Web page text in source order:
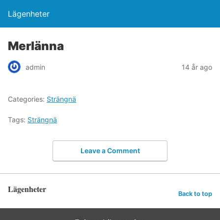
Lägenheter
Merlänna
admin 14 år ago
Categories: Strängnä
Tags: Strängnä
Leave a Comment
Lägenheter Back to top